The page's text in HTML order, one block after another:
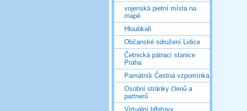
vojenská pietní místa na
mapě
Hloubkaři
Občanské sdružení Lidice
Četnická pátrací stanice
Praha
Památník Čestná vzpomínka
Osobní stránky členů a
partnerů
Virtuální hřbitovy